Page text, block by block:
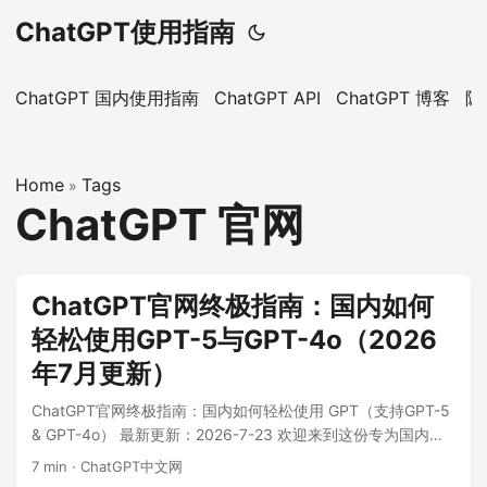
ChatGPT使用指南
ChatGPT 国内使用指南 ChatGPT API ChatGPT 博客
Home » Tags
ChatGPT 官网
ChatGPT官网终极指南：国内如何
轻松使用GPT-5与GPT-4o（2026
年7月更新）
ChatGPT官网终极指南：国内如何轻松使用 GPT（支持GPT-5
& GPT-4o） 最新更新：2026-7-23 欢迎来到这份专为国内用
户量身打造的 ChatGPT 官网 指南！ 您是否对 ChatGPT 的强
7 min · ChatGPT中文网